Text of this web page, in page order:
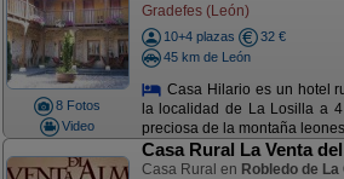
8 Fotos
Video
Gradefes (León)
10+4 plazas
32 €
45 km de León
Casa Hilario es un hotel
la localidad de La Losilla a
preciosa de la montaña
Casa Rural La Venta
Casa Rural en Robledo de La